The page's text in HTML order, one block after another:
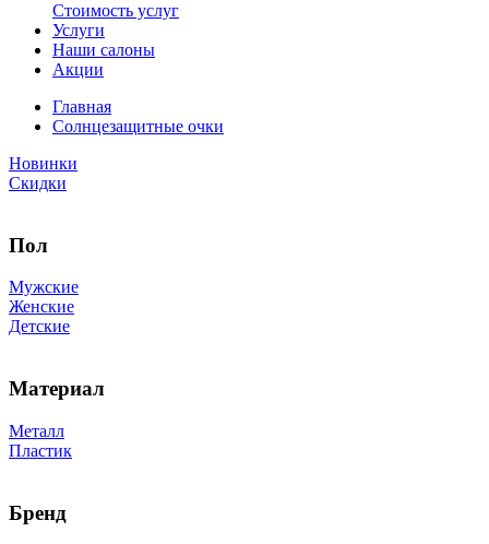
Стоимость услуг
Услуги
Наши салоны
Акции
Главная
Солнцезащитные очки
Новинки
Скидки
Пол
Мужские
Женские
Детские
Материал
Металл
Пластик
Бренд